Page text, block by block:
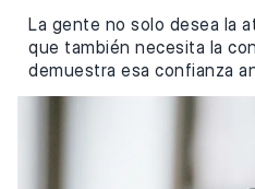
La gente no solo desea la
que también necesita la
demuestra esa confianza